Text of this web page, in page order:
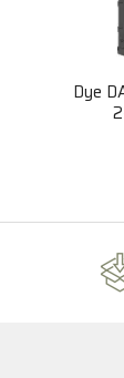
Dye